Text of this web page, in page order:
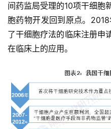
间药监局受理的10项干细胞
胞药物开发回到原点。
了干细胞疗法的临床注册申
在临床上的应用。